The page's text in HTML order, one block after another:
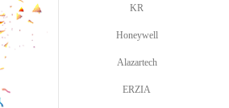
KR
Honeywell
Alazartech
ERZIA